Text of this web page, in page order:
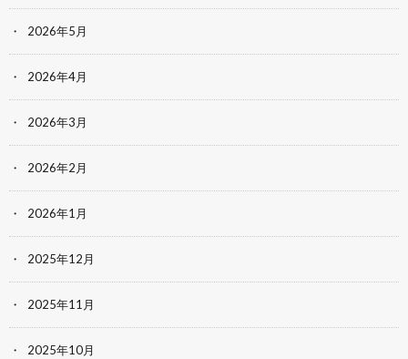
2026年5月
2026年4月
2026年3月
2026年2月
2026年1月
2025年12月
2025年11月
2025年10月